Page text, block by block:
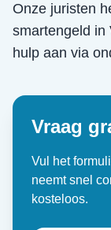
Onze juristen
smartengeld in
hulp aan via
Vraag
Vul het
neemt snel
kosteloos.